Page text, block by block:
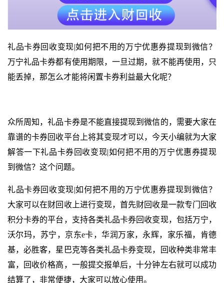
礼品卡券回收变现|如何把不用的万宁优惠券提现到微信？
万宁礼品卡券都有使用期限，一旦过期，就不能再使用，只
能丢掉，那怎么才能将闲置卡券利益最大化呢？
众所周知，礼品卡券是不能直接提现到微信的，需要大家在
靠谱的卡券回收平台上将其变现才可以，今天小编就为大家
解答一下礼品卡券回收变现|如何把不用的万宁优惠券提现
到微信？这个问题。
礼品卡券回收变现|如何把不用的万宁优惠券提现到微信？
大家可以在财回收上进行变现，首先财回收是一款专门回收
积分卡券的平台，支持各类礼品卡券回收变现，包括万宁，
沃尔玛，苏宁，京东e卡，华润万家，永辉，家乐福，肯德
基，必胜客，星巴克等各类礼品卡券变现，回收种类非常丰
富，回收价格高，一般提交报单后，十分钟左右就可以成功
结算了，非常便捷，大家可以放心使用。